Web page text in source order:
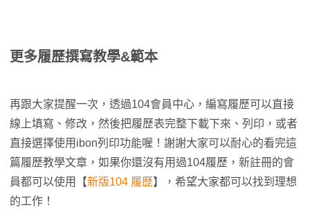
更多履歷撰寫教學&範本
再跟大家提醒一次，透過104會員中心，編寫履歷可以直接
線上填寫、修改，然後把履歷表完整下載下來、列印，或者
直接選擇使用ibon列印功能喔！謝謝大家可以耐心的看完這
篇履歷教學文章，如果你還沒有用過104履歷，新註冊的會
員都可以使用【新版104 履歷】，希望大家都可以找到理想
的工作！